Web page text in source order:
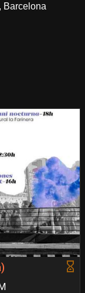
Barcelona